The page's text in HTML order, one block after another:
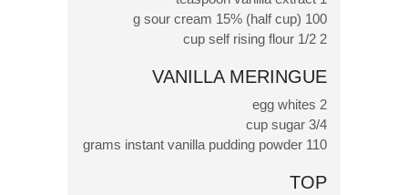
100 g sour cream 15% (half cup)
2 1/2 cup self rising flour
VANILLA MERINGUE
2 egg whites
3/4 cup sugar
110 grams instant vanilla pudding powder
TOP